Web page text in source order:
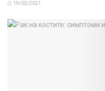
19/03/2021